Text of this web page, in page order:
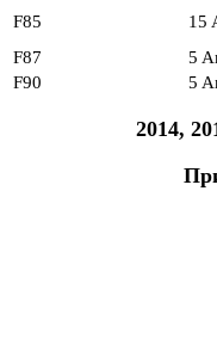
F85 15
F87
5
F90
5
2014,